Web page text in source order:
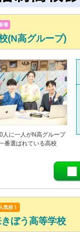
着
(N高グループ)
人に一人がN高グループ
番選ばれている高校
気校！
ぼう高等学校